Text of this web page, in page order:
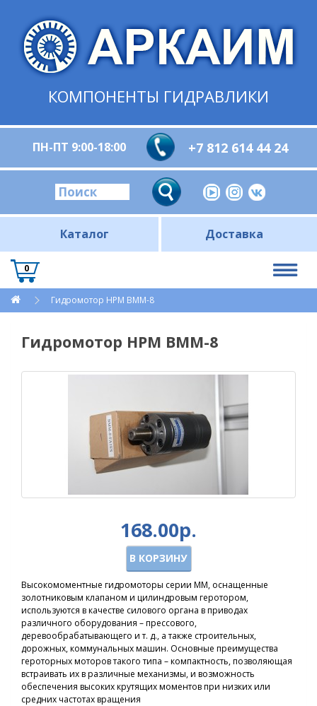
КОМПОНЕНТЫ ГИДРАВЛИКИ
ПН-ПТ 9:00-18:00 +7 812 614 44 24
Каталог Доставка
0
Гидромотор HPM BMM-8
Гидромотор HPM BMM-8
168.00р.
В КОРЗИНУ
Высокомоментные гидромоторы серии ММ, оснащенные
золотниковым клапаном и цилиндровым геротором,
используются в качестве силового органа в приводах
различного оборудования – прессового,
деревообрабатывающего и т. д., а также строительных,
дорожных, коммунальных машин. Основные преимущества
героторных моторов такого типа – компактность, позволяющая
встраивать их в различные механизмы, и возможность
обеспечения высоких крутящих моментов при низких или
средних частотах вращения